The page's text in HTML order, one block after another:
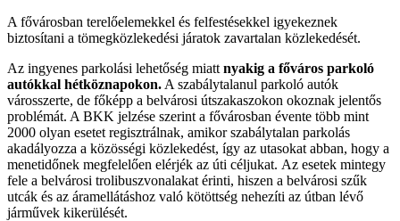
A fővárosban terelőelemekkel és felfestésekkel igyekeznek
biztosítani a tömegközlekedési járatok zavartalan közlekedését.
Az ingyenes parkolási lehetőség miatt nyakig a főváros parkoló
autókkal hétköznapokon. A szabálytalanul parkoló autók
városszerte, de főképp a belvárosi útszakaszokon okoznak jelentős
problémát. A BKK jelzése szerint a fővárosban évente több mint
2000 olyan esetet regisztrálnak, amikor szabálytalan parkolás
akadályozza a közösségi közlekedést, így az utasokat abban, hogy a
menetidőnek megfelelően elérjék az úti céljukat. Az esetek mintegy
fele a belvárosi trolibuszvonalakat érinti, hiszen a belvárosi szűk
utcák és az áramellátáshoz való kötöttség nehezíti az útban lévő
járművek kikerülését.